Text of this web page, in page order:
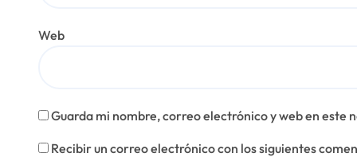
Web
Guarda mi nombre, correo electrónico y web en este
Recibir un correo electrónico con los siguientes